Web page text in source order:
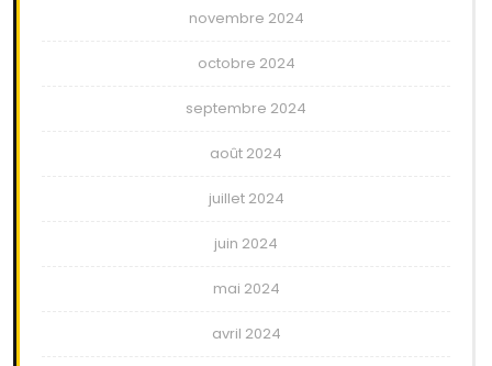
novembre 2024
octobre 2024
septembre 2024
août 2024
juillet 2024
juin 2024
mai 2024
avril 2024